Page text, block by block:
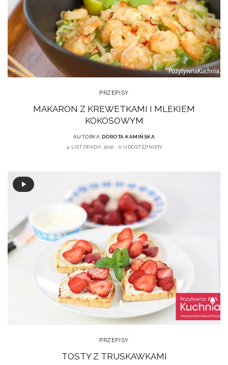
PRZEPISY
MAKARON Z KREWETKAMI I MLEKIEM
KOKOSOWYM
AUTORKA DOROTA KAMIŃSKA
4 LISTOPADA 2010
0 UDOSTĘPNIEŃ
PRZEPISY
TOSTY Z TRUSKAWKAMI